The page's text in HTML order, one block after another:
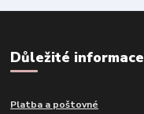
Důležité informace
Platba a poštovné